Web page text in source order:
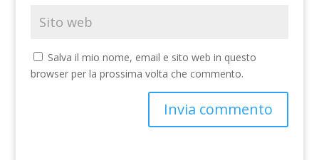
Salva il mio nome, email e sito web in questo
browser per la prossima volta che commento.